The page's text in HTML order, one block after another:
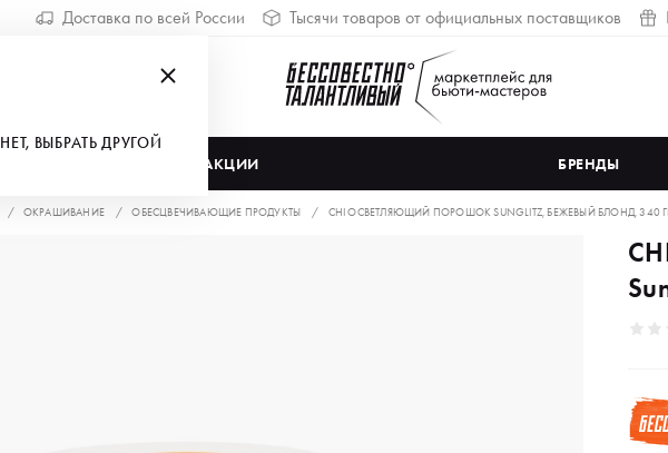
Доставка по всей России Тысячи товаров от официальных поставщиков
АКЦИИ БРЕНДЫ
НЕТ, ВЫБРАТЬ ДРУГОЙ
ОКРАШИВАНИЕ ОБЕСЦВЕЧИВАЮЩИЕ ПРОДУКТЫ CHI ОСВЕТЛЯЮЩИЙ ПОРОШОК SUNGLITZ, БЕЖЕВЫЙ БЛОНД, 340